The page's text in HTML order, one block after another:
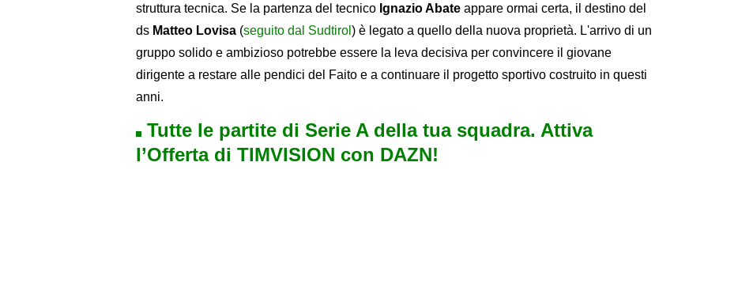
struttura tecnica. Se la partenza del tecnico Ignazio Abate appare ormai certa, il destino del
ds Matteo Lovisa (seguito dal Sudtirol ) è legato a quello della nuova proprietà. L'arrivo di un
gruppo solido e ambizioso potrebbe essere la leva decisiva per convincere il giovane
dirigente a restare alle pendici del Faito e a continuare il progetto sportivo costruito in questi
anni.
Tutte le partite di Serie A della tua squadra. Attiva
l’Offerta di TIMVISION con DAZN!